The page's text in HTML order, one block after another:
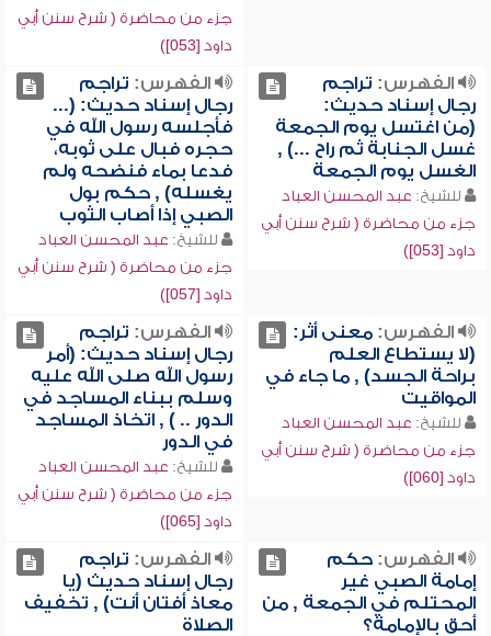
جزء من محاضرة ( شرح سنن أبي
داود [053])
الفهرس: تراجم
رجال إسناد حديث:
(من اغتسل يوم الجمعة
غسل الجنابة ثم راح ...) ,
الغسل يوم الجمعة
للشيخ: عبد المحسن العباد
جزء من محاضرة ( شرح سنن أبي
داود [053])
الفهرس: تراجم
رجال إسناد حديث: (...
فأجلسه رسول الله في
حجره فبال على ثوبه،
فدعا بماء فنضحه ولم
يغسله) , حكم بول
الصبي إذا أصاب الثوب
للشيخ: عبد المحسن العباد
جزء من محاضرة ( شرح سنن أبي
داود [057])
الفهرس:معنى أثر:
(لا يستطاع العلم
براحة الجسد) , ما جاء في
المواقيت
للشيخ: عبد المحسن العباد
جزء من محاضرة ( شرح سنن أبي
داود [060])
الفهرس: تراجم
رجال إسناد حديث: (أمر
رسول الله صلى الله عليه
وسلم ببناء المساجد في
الدور .. ) , اتخاذ المساجد
في الدور
للشيخ: عبد المحسن العباد
جزء من محاضرة ( شرح سنن أبي
داود [065])
الفهرس:حكم
إمامة الصبي غير
المحتلم في الجمعة , من
أحق بالإمامة؟
الفهرس: تراجم
رجال إسناد حديث (يا
معاذ أفتان أنت) , تخفيف
الصلاة